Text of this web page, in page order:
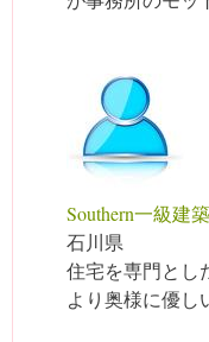
Southern一級建
石川県
住宅を専門とし
より奥様に優し